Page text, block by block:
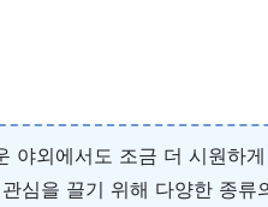
야외에서도 조금 더 시원하
심을 끌기 위해 다양한 종류